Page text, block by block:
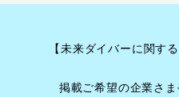
【未来ダイバーに関す
掲載ご希望の企業さ